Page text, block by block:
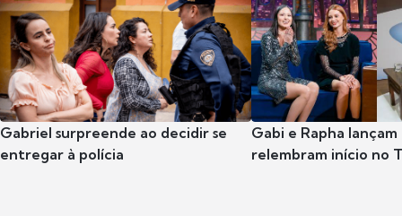
Gabriel surpreende ao decidir se
entregar à polícia
Gabi e Rapha
relembram início no